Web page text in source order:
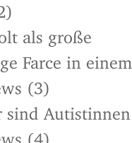
als große
Farce in
(3)
sind
(4)